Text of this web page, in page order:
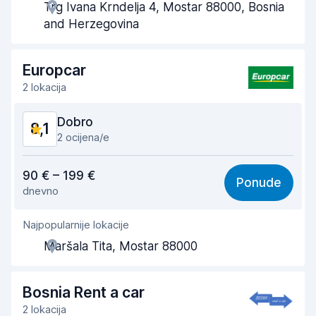
Brzina preuzimanja vozila
Čistoća automobila 8,4
Stanje vozila
Trg Ivana Krndelja 4, Mostar 88000, Bosnia
and Herzegovina
Europcar
2 lokacija
8,1 Dobro
2 ocijena/e
7,8
Lakoća pronalaženja 8,1
Pomoć agenta
Brzina preuzimanja vozila
Brzina vraćanja vozila
90 € – 199 €
dnevno
Ponude
Najpopularnije lokacije
Maršala Tita, Mostar 88000
Bosnia Rent a car
2 lokacija